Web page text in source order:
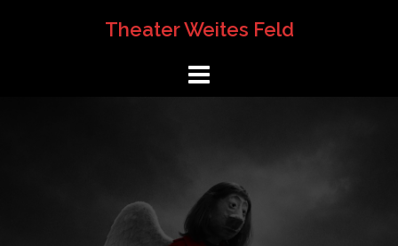
Theater Weites Feld